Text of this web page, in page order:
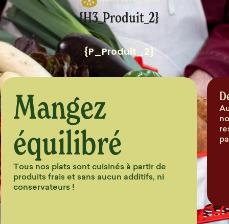
{H3_Produit_2}
{P_Produit_2}
Mangez
équilibré
Tous nos plats sont cuisinés à partir de
produits frais et sans aucun additifs, ni
conservateurs !